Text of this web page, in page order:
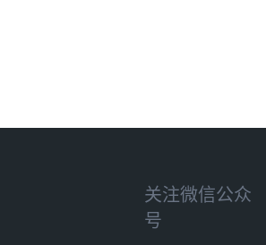
关注微信公众
号